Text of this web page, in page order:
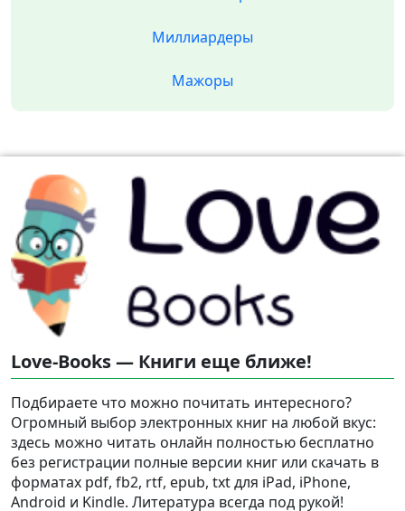
Миллиардеры
Мажоры
Love-Books — Книги еще ближе!
Подбираете что можно почитать интересного?
Огромный выбор электронных книг на любой вкус:
здесь можно читать онлайн полностью бесплатно
без регистрации полные версии книг или скачать в
форматах pdf, fb2, rtf, epub, txt для iPad, iPhone,
Android и Kindle. Литература всегда под рукой!